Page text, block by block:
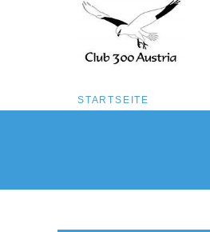
Inhalt
Pfadnavigation
STARTSEITE